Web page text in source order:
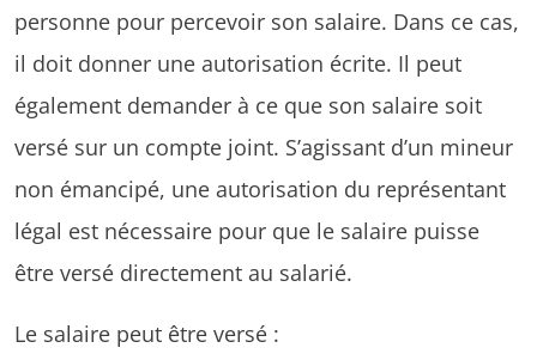
personne pour percevoir son salaire. Dans ce cas,
il doit donner une autorisation écrite. Il peut
également demander à ce que son salaire soit
versé sur un compte joint. S’agissant d’un mineur
non émancipé, une autorisation du représentant
légal est nécessaire pour que le salaire puisse
être versé directement au salarié.
Le salaire peut être versé :